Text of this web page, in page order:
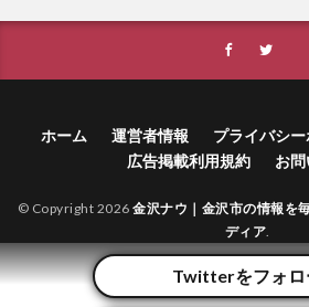
Twitterをフォロ
ホーム 運営者情報 プライバシ
広告掲載利用規約
お
© Copyright 2026 金沢ナウ｜金沢市の情報を
ディア.